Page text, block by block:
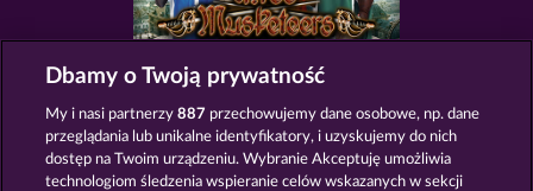
Zasady i warunki Polityka prywatności
Nota prawna Firma FAQ Facebook
Dbamy o Twoją prywatność
My i nasi partnerzy887 przechowujemy dane osobowe, np. dane
przeglądania lub unikalne identyfikatory, i uzyskujemy do nich
dostęp na Twoim urządzeniu. Wybranie Akceptuję umożliwia
technologiom śledzenia wspieranie celów wskazanych w sekcji